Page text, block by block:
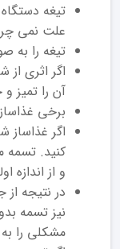
تیغه
علت نمی
تیغه را به
اگر اثری
آن را تمیز
برخی
اگر
کنید.
و از اندازه
در نتیجه
نیز تسمه
مشکلی را